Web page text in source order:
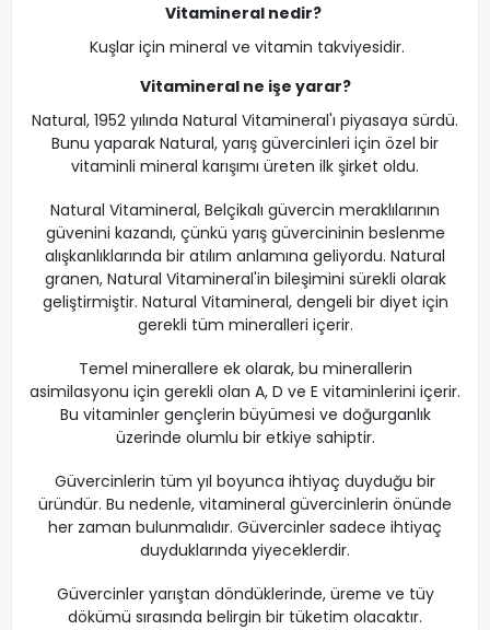
Vitamineral nedir?
Kuşlar için mineral ve vitamin takviyesidir.
Vitamineral ne işe yarar?
Natural, 1952 yılında Natural Vitamineral'ı piyasaya sürdü.
Bunu yaparak Natural, yarış güvercinleri için özel bir
vitaminli mineral karışımı üreten ilk şirket oldu.
Natural Vitamineral, Belçikalı güvercin meraklılarının
güvenini kazandı, çünkü yarış güvercininin beslenme
alışkanlıklarında bir atılım anlamına geliyordu. Natural
granen, Natural Vitamineral'in bileşimini sürekli olarak
geliştirmiştir. Natural Vitamineral, dengeli bir diyet için
gerekli tüm mineralleri içerir.
Temel minerallere ek olarak, bu minerallerin
asimilasyonu için gerekli olan A, D ve E vitaminlerini içerir.
Bu vitaminler gençlerin büyümesi ve doğurganlık
üzerinde olumlu bir etkiye sahiptir.
Güvercinlerin tüm yıl boyunca ihtiyaç duyduğu bir
üründür. Bu nedenle, vitamineral güvercinlerin önünde
her zaman bulunmalıdır. Güvercinler sadece ihtiyaç
duyduklarında yiyeceklerdir.
Güvercinler yarıştan döndüklerinde, üreme ve tüy
dökümü sırasında belirgin bir tüketim olacaktır.